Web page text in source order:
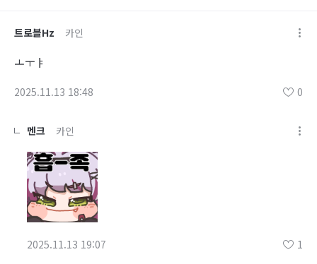
트로블Hz 카인
ㅗㅜㅑ
2025.11.13 18:48 0
멘크 카인
2025.11.13 19:07 1